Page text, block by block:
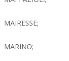
MAIRESSE;
MARINO;